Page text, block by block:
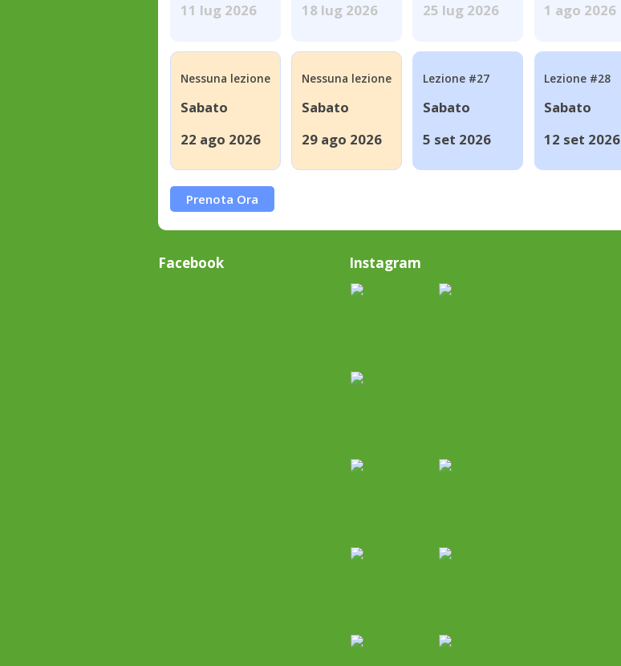
11 lug 2026
18 lug 2026
25 lug 2026
1 ago 2026
Nessuna lezione
Sabato
22 ago 2026
Nessuna lezione
Sabato
29 ago 2026
Lezione #27
Sabato
5 set 2026
Lezione #28
Sabato
12 set 2026
Prenota Ora
Facebook Instagram